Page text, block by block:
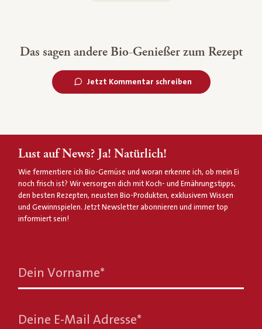
Das sagen andere Bio-Genießer zum Rezept
Jetzt Kommentar schreiben
Lust auf News? Ja! Natürlich!
Wie fermentiere ich Bio-Gemüse und woran erkenne ich, ob mein Ei
noch frisch ist? Wir versorgen dich mit Koch- und Ernährungstipps,
den besten Rezepten, neusten Bio-Produkten, exklusivem Wissen
und Gewinnspielen. Jetzt Newsletter abonnieren und immer top
informiert sein!
Dein Vorname*
Deine E-Mail Adresse*